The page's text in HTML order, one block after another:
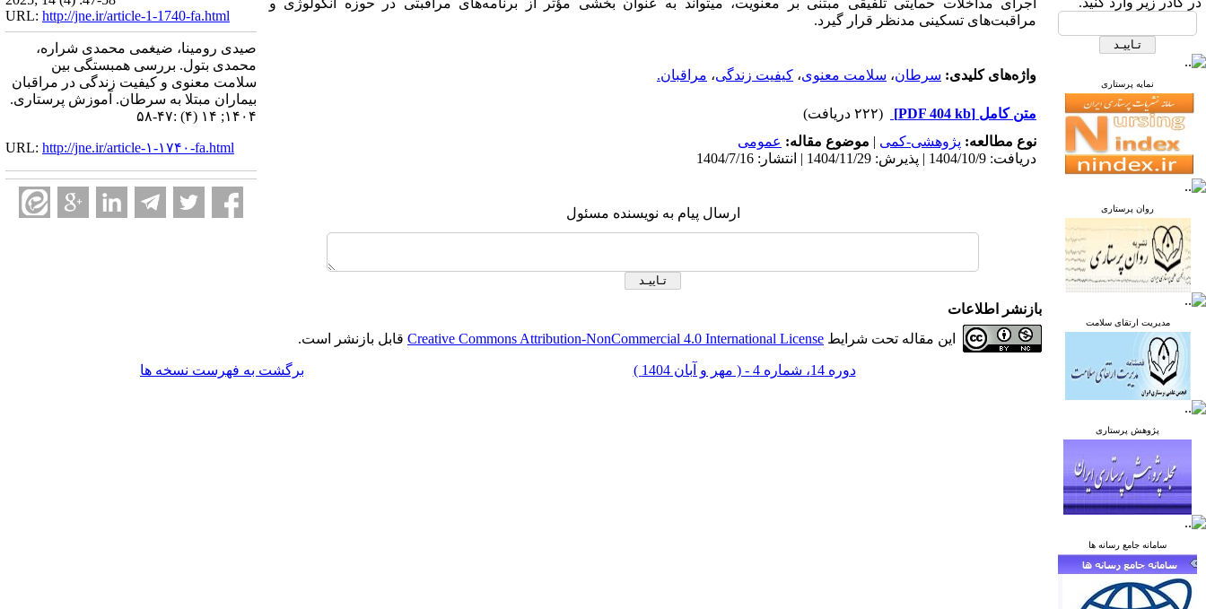
نمایه پرستاری
روان پرستاری
مدیریت ارتقای سلامت
پژوهش پرستاری
سامانه جامع رسانه ها
اجرای مداخلات حمایتی تلفیقی مبتنی بر معنویت، میتواند به ‌عنوان بخشی مؤثر از برنامه‌های مراقبتی در حوزه انکولوژی و
مراقبت‌های تسکینی مدنظر قرار گیرد.
واژه‌های کلیدی: سرطان، سلامت معنوی، کیفیت زندگی، مراقبان.
متن کامل [PDF 404 kb]
(۲۲۲ دریافت)
نوع مطالعه: پژوهشی-کمی | موضوع مقاله: عمومى
دریافت: 1404/10/9 | پذیرش: 1404/11/29 | انتشار: 1404/7/16
ارسال پیام به نویسنده مسئول
URL: http://jne.ir/article-1-1740-fa.html
صیدی رومینا، ضیغمی محمدی شراره،
محمدی بتول. بررسی همبستگی بین
سلامت معنوی و کیفیت زندگی در مراقبان
بیماران مبتلا به سرطان. آموزش پرستاری.
۱۴۰۴; ۱۴ (۴) :۴۷-۵۸
URL: http://jne.ir/article-۱-۱۷۴۰-fa.html
بازنشر اطلاعات
این مقاله تحت شرایط Creative Commons Attribution-NonCommercial 4.0 International License قابل بازنشر است.
دوره 14، شماره 4 - ( مهر و آبان 1404 ) برگشت به فهرست نسخه ها